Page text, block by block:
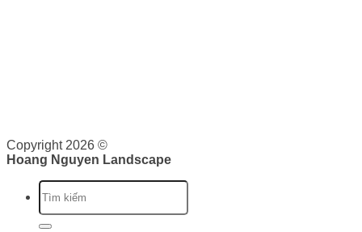
Copyright 2026 ©
Hoang Nguyen Landscape